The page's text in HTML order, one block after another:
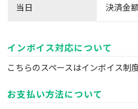
当日 決済金
インボイス対応について
こちらのスペースはインボイス制
お支払い方法について